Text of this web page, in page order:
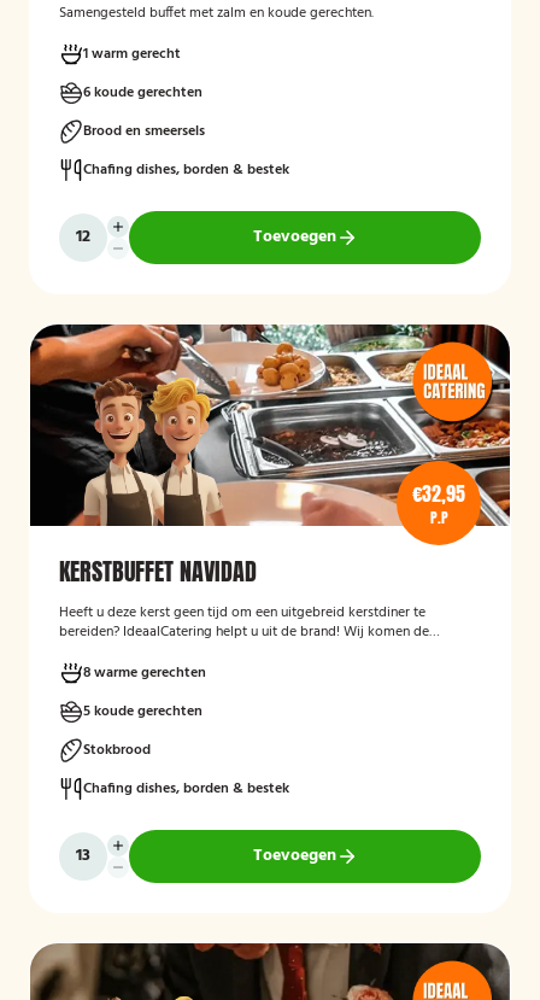
Samengesteld buffet met zalm en koude gerechten.
1 warm gerecht
6 koude gerechten
Brood en smeersels
Chafing dishes, borden & bestek
Toevoegen
€32,95
P.P
KERSTBUFFET NAVIDAD
Heeft u deze kerst geen tijd om een uitgebreid kerstdiner te
bereiden? IdeaalCatering helpt u uit de brand! Wij komen de
buffetten voor tweede kerstdag (26 december), komen wij op 26
december gekoeld bij u bezorgen.
8 warme gerechten
5 koude gerechten
Stokbrood
Chafing dishes, borden & bestek
Toevoegen